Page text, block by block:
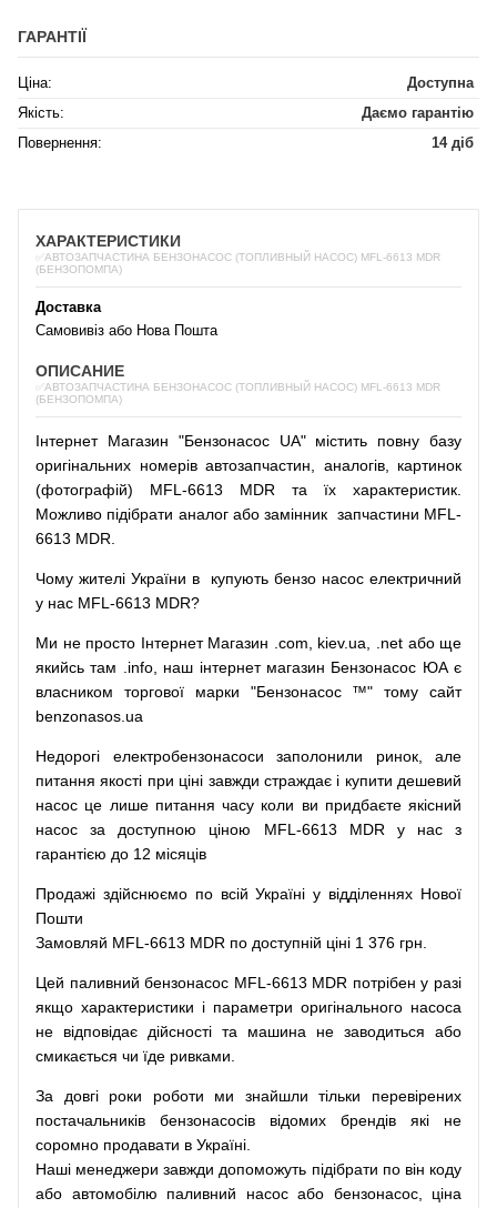
ГАРАНТІЇ
Ціна:
Доступна
Якість:
Даємо гарантію
Повернення:
14 діб
ХАРАКТЕРИСТИКИ
✅АВТОЗАПЧАСТИНА БЕНЗОНАСОС (ТОПЛИВНЫЙ НАСОС) MFL-6613 MDR
(БЕНЗОПОМПА)
Доставка
Самовивіз або Нова Пошта
ОПИСАНИЕ
✅АВТОЗАПЧАСТИНА БЕНЗОНАСОС (ТОПЛИВНЫЙ НАСОС) MFL-6613 MDR
(БЕНЗОПОМПА)
Інтернет Магазин "Бензонасос UA" містить повну базу
оригінальних номерів автозапчастин аналогів,
картинок
(фотографій) MFL-6613 MDR та їх характеристик.
Можливо підібрати аналог або замінник запчастини MFL-
6613 MDR.
Чому жителі України в купують бензо насос електричний
у нас MFL-6613 MDR?
Ми не просто Інтернет Магазин .com kiev.ua .net або ще
якийсь там .info, наш інтернет магазин Бензонасос ЮА є
власником
торгової марки "Бензонасос ™" тому
сайт
benzonasos.ua
Недорогі електробензонасоси заполонили ринок,
але
питання якості при ціні завжди страждає і купити дешевий
насос це лише питання часу коли ви придбаєте якісний
насос
за доступною ціною MFL-6613 MDR у нас з
гарантією до 12 місяців
Продажі здійснюємо по всій Україні у відділеннях Нової
Пошти
Замовляй MFL-6613 MDR по доступній ціні 1 376 грн.
Цей паливний бензонасос MFL-6613 MDR потрібен у разі
якщо характеристики і параметри оригінального насоса
не
відповідає дійсності та машина не заводиться
або
смикається чи їде ривками
За довгі роки роботи ми знайшли тільки
перевірених
постачальників
бензонасосів відомих брендів які
не
соромно продавати в Україні.
Наші менеджери завжди допоможуть підібрати по він коду
або автомобілю паливний насос або бензонасос,
ціна